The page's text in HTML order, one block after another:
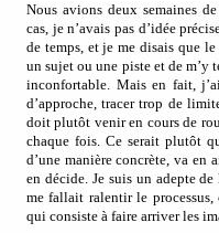
Nous avions deux semaines
cas, je n’avais pas d’idée
de temps, et je me disais que
un sujet ou une piste et de m’y
inconfortable. Mais en fait,
d’approche, tracer trop de
doit plutôt venir en cours de
chaque fois. Ce serait plutôt
d’une manière concrète, va en
en décide. Je suis un adepte
me fallait ralentir le
qui consiste à faire arriver les